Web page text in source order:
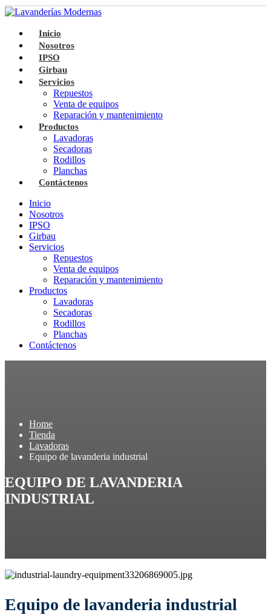
Inicio
Nosotros
IPSO
Girbau
Servicios
Repuestos
Venta de equipos
Reparación y mantenimiento
Productos
Lavadoras
Secadoras
Rodillos
Planchas
Contáctenos
Inicio
Nosotros
IPSO
Girbau
Servicios
Repuestos
Venta de equipos
Reparación y mantenimiento
Productos
Lavadoras
Secadoras
Rodillos
Planchas
Contáctenos
Home
Tienda
Lavadoras
Equipo de lavanderia industrial
EQUIPO DE LAVANDERIA
INDUSTRIAL
Equipo de lavanderia industrial